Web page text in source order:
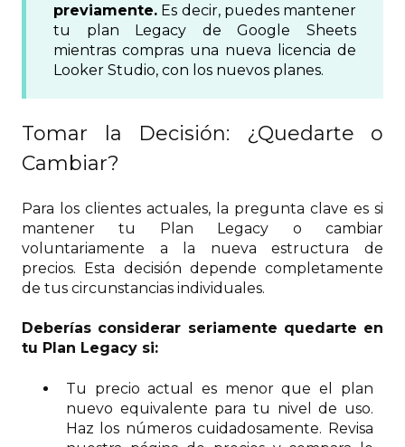
previamente. Es decir, puedes mantener
tu plan Legacy de Google Sheets
mientras compras una nueva licencia de
Looker Studio, con los nuevos planes.
Tomar la Decisión: ¿Quedarte o
Cambiar?
Para los clientes actuales, la pregunta clave es si
mantener tu Plan Legacy o cambiar
voluntariamente a la nueva estructura de
precios. Esta decisión depende completamente
de tus circunstancias individuales.
Deberías considerar seriamente quedarte en
tu Plan Legacy si:
Tu precio actual es menor que el plan
nuevo equivalente para tu nivel de uso.
Haz los números cuidadosamente. Revisa